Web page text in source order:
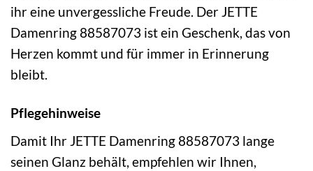
ihr eine unvergessliche Freude. Der JETTE
Damenring 88587073 ist ein Geschenk, das von
Herzen kommt und für immer in Erinnerung
bleibt.
Pflegehinweise
Damit Ihr JETTE Damenring 88587073 lange
seinen Glanz behält, empfehlen wir Ihnen,